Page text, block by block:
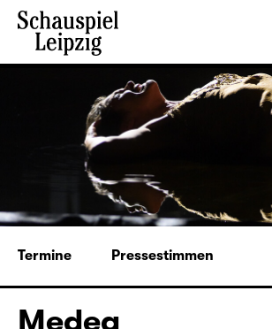
Termine Pressestimmen
Medea